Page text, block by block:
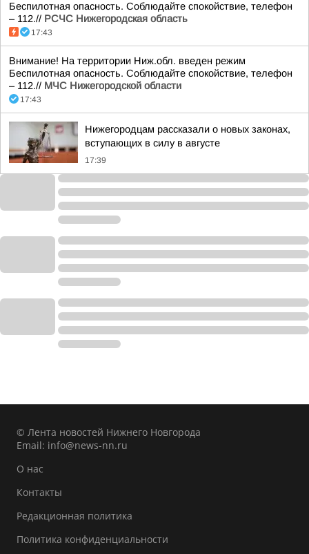
Беспилотная опасность. Соблюдайте спокойствие, телефон
– 112.// РСЧС Нижегородская область
17:43
Внимание! На территории Ниж.обл. введен режим
Беспилотная опасность. Соблюдайте спокойствие, телефон
– 112.// МЧС Нижегородской области
17:43
Нижегородцам рассказали о новых законах,
вступающих в силу в августе
17:39
© Лента новостей Нижнего Новгорода
Email: info@news-nn.ru
О нас
Контакты
Редакционная политика
Политика конфиденциальности